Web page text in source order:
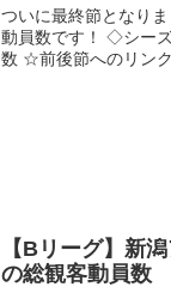
ついに最終節となり
動員数です！ ◇シー
数 ☆前後節へのリン
【Bリーグ】新
の総観客動員数